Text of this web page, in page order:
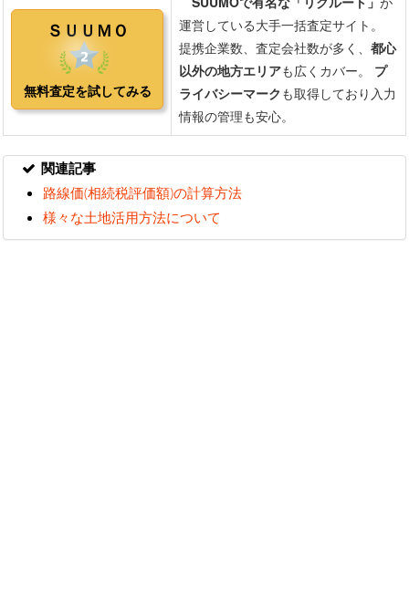
関連記事
路線価(相続税評価額)の計算方法
様々な土地活用方法について